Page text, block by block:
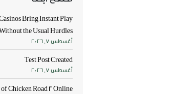
Bring Instant Play
the Usual Hurdles
أغسطس 7, 2026
Test Post Created
أغسطس 7, 2026
Chicken Road 2 Online